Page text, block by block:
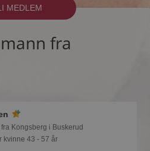
MEDLEM
fra
Kongsberg i Buskerud
kvinne 43 - 57 år